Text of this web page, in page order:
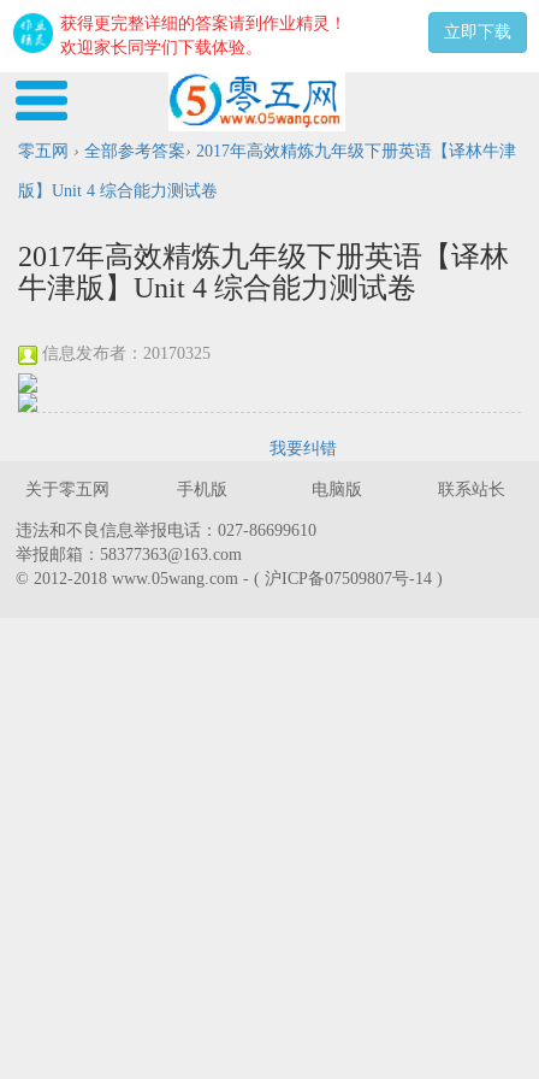
获得更完整详细的答案请到作业精灵！
欢迎家长同学们下载体验。
立即下载
零五网 › 全部参考答案› 2017年高效精炼九年级下册英语【译林牛津
版】Unit 4 综合能力测试卷
2017年高效精炼九年级下册英语【译林
牛津版】Unit 4 综合能力测试卷
信息发布者：20170325
我要纠错
关于零五网 手机版 电脑版 联系站长
违法和不良信息举报电话：027-86699610
举报邮箱：58377363@163.com
© 2012-2018 www.05wang.com - ( 沪ICP备07509807号-14 )